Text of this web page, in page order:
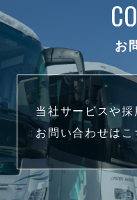
お
当社サービスや
お問い合わせはこ